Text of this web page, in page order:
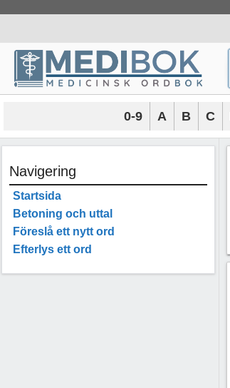
innehåll
0-9 A B C
Navigering
Startsida
Betoning och uttal
Föreslå ett nytt ord
Efterlys ett ord